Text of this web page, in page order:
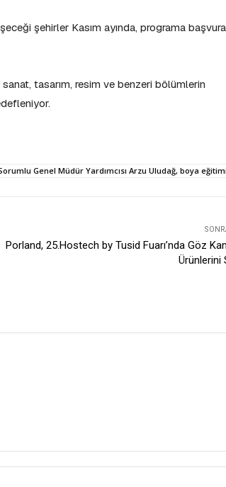
şehirler Kasım ayında, programa
tasarım, resim ve benzeri bölümlerin
Genel Müdür Yardımcısı Arzu Uludağ, boya
Porland, 25.Hostech by Tusid Fuarı’nda Göz
Ürünlerini